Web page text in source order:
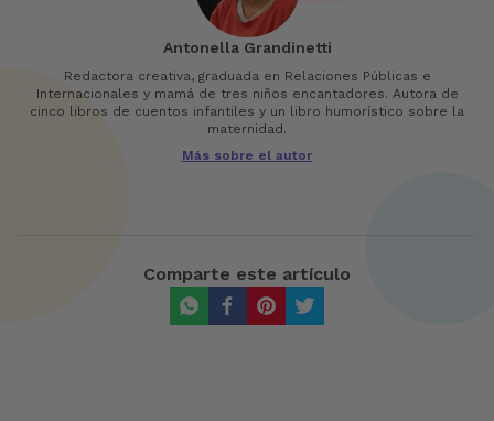
Antonella Grandinetti
Redactora creativa, graduada en Relaciones Públicas e
Internacionales y mamá de tres niños encantadores. Autora de
cinco libros de cuentos infantiles y un libro humorístico sobre la
maternidad.
Más sobre el autor
Comparte este artículo